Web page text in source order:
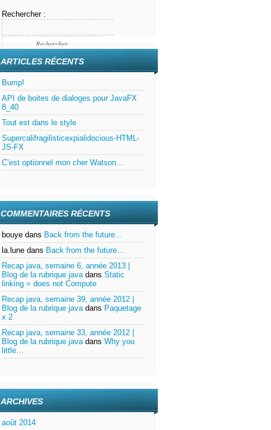
Rechercher :
ARTICLES RÉCENTS
Bump!
API de boites de dialoges pour JavaFX
8_40
Tout est dans le style
Supercalifragilisticexpialidocious-HTML-
JS-FX
C’est optionnel mon cher Watson…
COMMENTAIRES RÉCENTS
bouye dans Back from the future…
la.lune dans Back from the future…
Recap java, semaine 6, année 2013 |
Blog de la rubrique javadans Static
linking = does not Compute
Recap java, semaine 39, année 2012 |
Blog de la rubrique javadans Paquetage
x 2
Recap java, semaine 33, année 2012 |
Blog de la rubrique javadans Why you
little…
ARCHIVES
août 2014